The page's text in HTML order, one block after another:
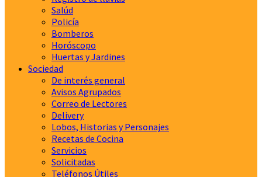
Salúd
Policía
Bomberos
Horóscopo
Huertas y Jardines
Sociedad
De interés general
Avisos Agrupados
Correo de Lectores
Delivery
Lobos, Historias y Personajes
Recetas de Cocina
Servicios
Solicitadas
Teléfonos Útiles